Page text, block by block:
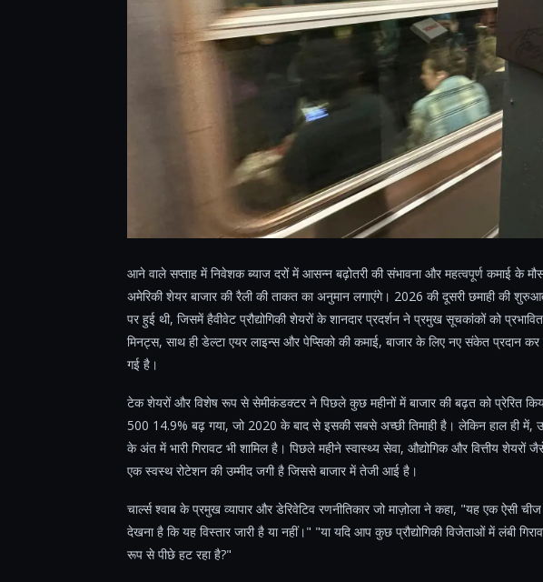
आने वाले सप्ताह में निवेशक ब्याज दरों में आसन्न बढ़ोतरी की संभावना और महत्वपूर्ण कमाई के
अमेरिकी शेयर बाजार की रैली की ताकत का अनुमान लगाएंगे। 2026 की दूसरी छमाही की
पर हुई थी, जिसमें हैवीवेट प्रौद्योगिकी शेयरों के शानदार प्रदर्शन ने प्रमुख सूचकांकों को
मिनट्स, साथ ही डेल्टा एयर लाइन्स और पेप्सिको की कमाई, बाजार के लिए नए संकेत प्रदान
गई है।
टेक शेयरों और विशेष रूप से सेमीकंडक्टर ने पिछले कुछ महीनों में बाजार की बढ़त को प्रेरित
500 14.9% बढ़ गया, जो 2020 के बाद से इसकी सबसे अच्छी तिमाही है। लेकिन हाल ही
के अंत में भारी गिरावट भी शामिल है। पिछले महीने स्वास्थ्य सेवा, औद्योगिक और वित्तीय शेयरों
एक स्वस्थ रोटेशन की उम्मीद जगी है जिससे बाजार में तेजी आई है।
चार्ल्स श्वाब के प्रमुख व्यापार और डेरिवेटिव रणनीतिकार जो माज़ोला ने कहा, "यह एक
देखना है कि यह विस्तार जारी है या नहीं।" "या यदि आप कुछ प्रौद्योगिकी विजेताओं में लंबी
रूप से पीछे हट रहा है?"